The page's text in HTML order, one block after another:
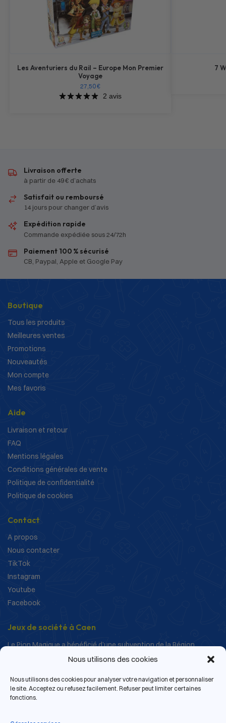
Nous utilisons des cookies
Nous utilisons des cookies pour analyser votre navigation et personnaliser
le site. Acceptez ou refusez facilement. Refuser peut limiter certaines
fonctions.
Les Aventuriers du Rail – Europe Mon Premier
Voyage
27,50€
2 avis
7
Livraison offerte
à partir de 49 € d’achats
Satisfait ou remboursé
14 jours pour changer d’avis
Expédition rapide
Commande expédiée sous 24/72h
Paiement 100 % sécurisé
CB, Paypal, Apple et Google Pay
Boutique
Tous les produits
Meilleures ventes
Promotions
Nouveautés
Mon compte
Mes favoris
Aide
Livraison et retour
FAQ
Mentions légales
Conditions générales de vente
Politique de confidentialité
Politique de cookies
Contact
A propos
Nous contacter
TikTok
Instagram
Youtube
Facebook
Jeux de société à Caen
Le Pion Magique a bénéficié d’une subvention de la Région
Normandie dans le cadre de ses actions de structuration et de